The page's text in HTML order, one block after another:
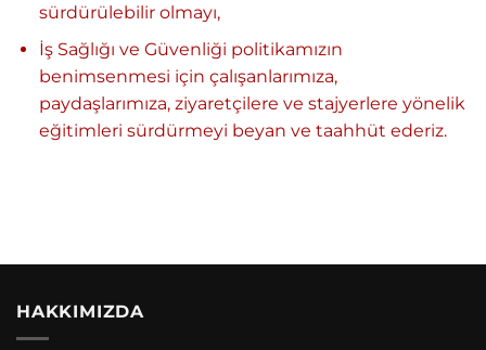
sürdürülebilir olmayı,
İş Sağlığı ve Güvenliği politikamızın
benimsenmesi için çalışanlarımıza,
paydaşlarımıza, ziyaretçilere ve stajyerlere yönelik
eğitimleri sürdürmeyi beyan ve taahhüt ederiz.
HAKKIMIZDA